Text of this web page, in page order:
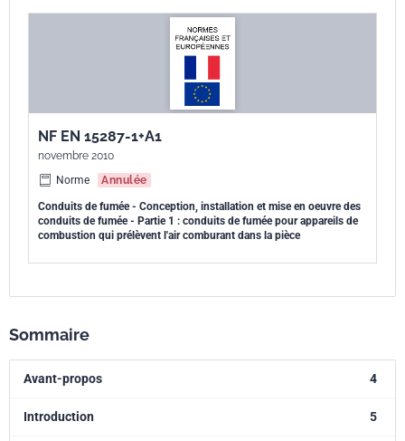
NF EN 15287-1+A1
novembre 2010
Norme
Annulée
Conduits de fumée - Conception, installation et mise en oeuvre des
conduits de fumée - Partie 1 : conduits de fumée pour appareils de
combustion qui prélèvent l'air comburant dans la pièce
Sommaire
Avant-propos 4
Introduction 5